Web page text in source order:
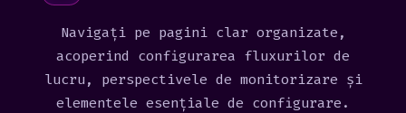
Navigați pe pagini clar organizate,
acoperind configurarea fluxurilor de
lucru, perspectivele de monitorizare și
elementele esențiale de configurare.